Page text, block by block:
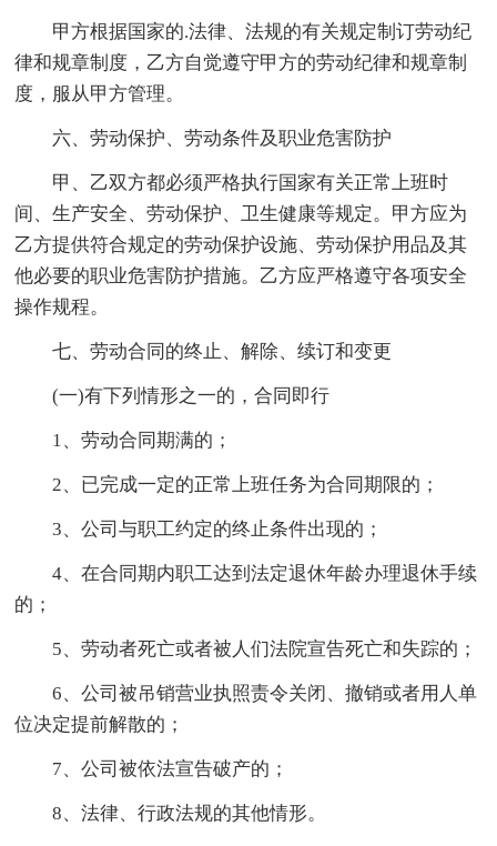
甲方根据国家的.法律、法规的有关规定制订劳动纪
律和规章制度，乙方自觉遵守甲方的劳动纪律和规章制
度，服从甲方管理。
六、劳动保护、劳动条件及职业危害防护
甲、乙双方都必须严格执行国家有关正常上班时
间、生产安全、劳动保护、卫生健康等规定。甲方应为
乙方提供符合规定的劳动保护设施、劳动保护用品及其
他必要的职业危害防护措施。乙方应严格遵守各项安全
操作规程。
七、劳动合同的终止、解除、续订和变更
(一)有下列情形之一的，合同即行
1、劳动合同期满的；
2、已完成一定的正常上班任务为合同期限的；
3、公司与职工约定的终止条件出现的；
4、在合同期内职工达到法定退休年龄办理退休手续
的；
5、劳动者死亡或者被人们法院宣告死亡和失踪的；
6、公司被吊销营业执照责令关闭、撤销或者用人单
位决定提前解散的；
7、公司被依法宣告破产的；
8、法律、行政法规的其他情形。